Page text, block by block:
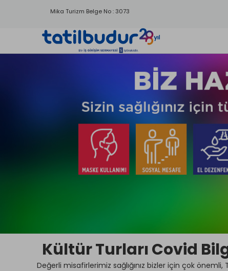
Mika Turizm Belge No : 3073
Kültür Turları Covid
Değerli misafirlerimiz sağlığınız bizler için çok